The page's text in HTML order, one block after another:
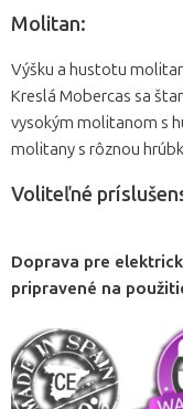
Molitan:
Výšku a hustotu
Kreslá Mobercas sa
vysokým molitanom s
molitany s rôznou
Voliteľné
Doprava pre
pripravené na